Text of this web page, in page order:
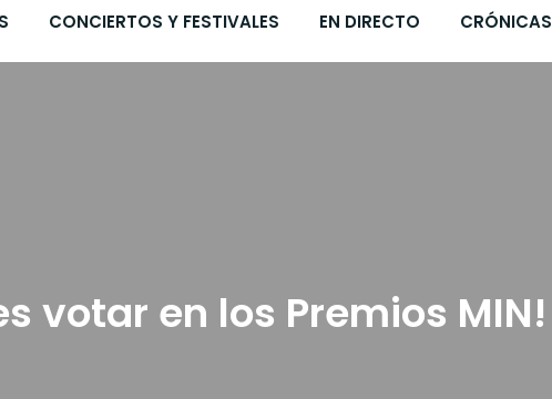
CONCIERTOS Y FESTIVALES EN DIRECTO CRÓNICAS
votar en los Premios MIN!